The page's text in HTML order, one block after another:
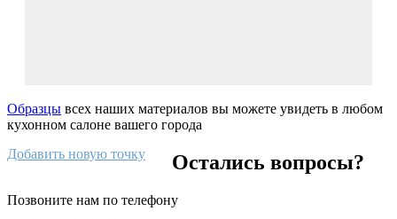
Образцы всех наших материалов вы можете увидеть в любом
кухонном салоне вашего города
Добавить новую точку
Остались вопросы?
Позвоните нам по телефону